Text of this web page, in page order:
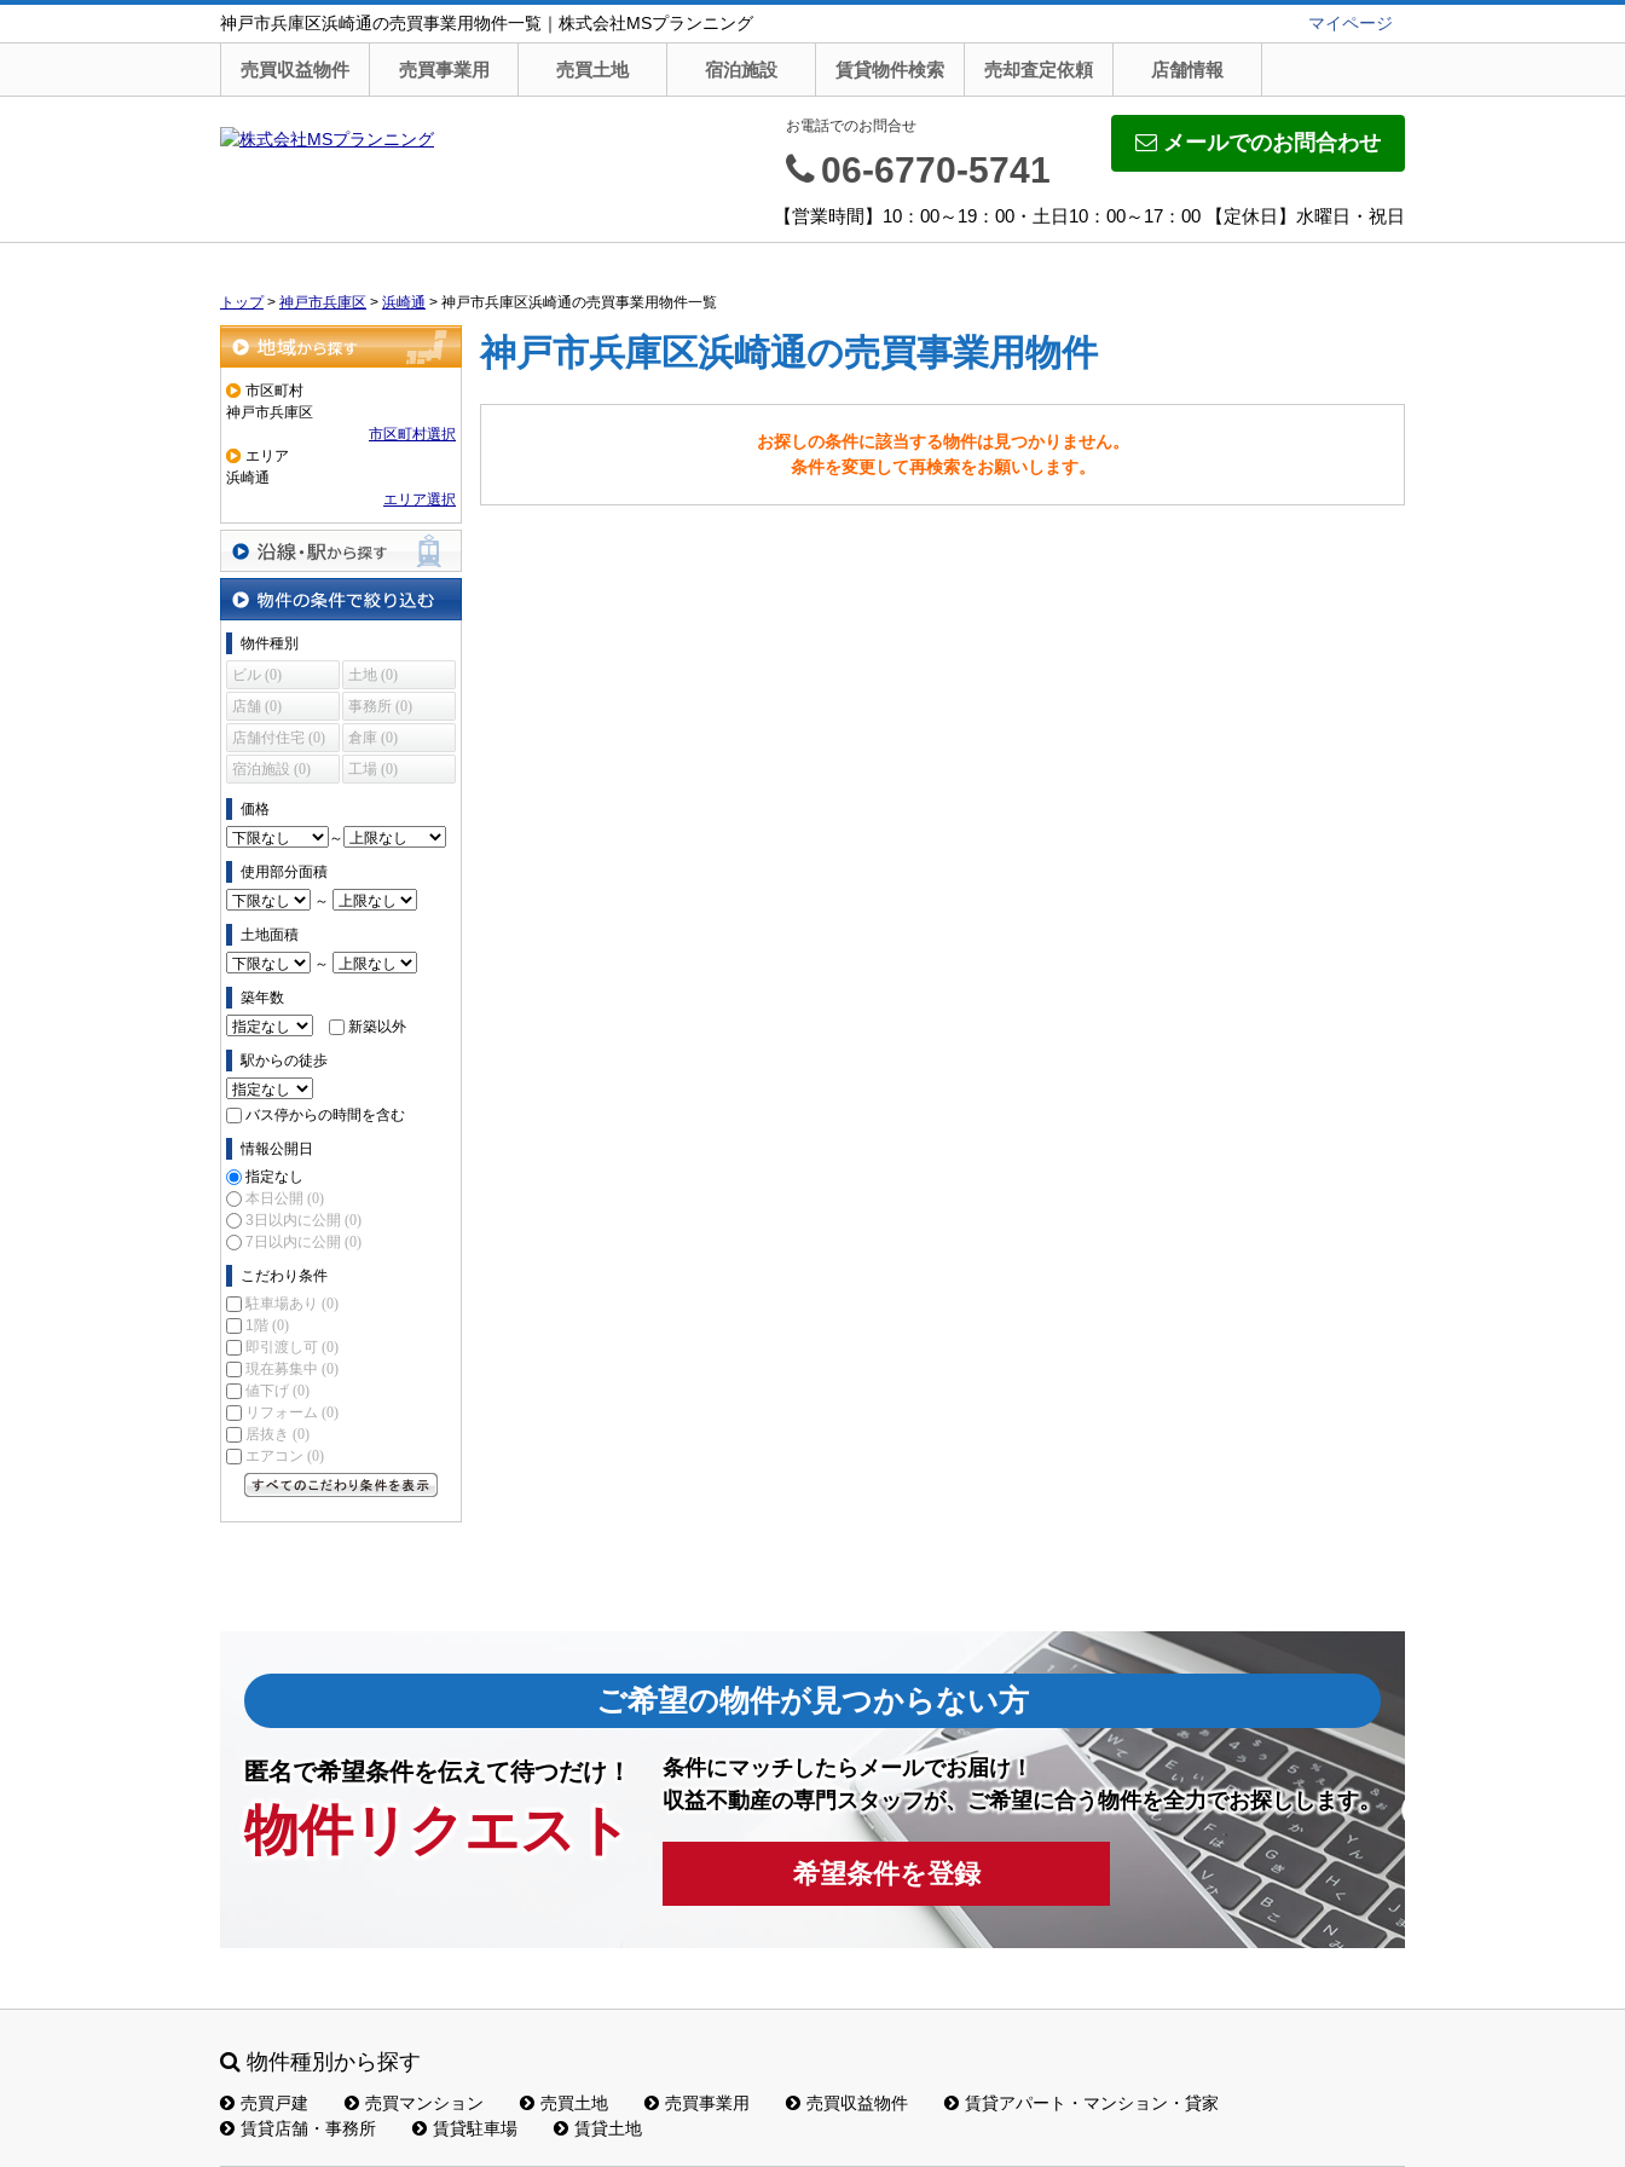
神戸市兵庫区浜崎通の売買事業用物件一覧｜株式会社MSプランニング マイページ
売買収益物件 売買事業用 売買土地 宿泊施設 賃貸物件検索 売却査定依頼 店舗情報
メールでのお問合わせ
お電話でのお問合せ
06-6770-5741
【営業時間】10：00～19：00・土日10：00～17：00 【定休日】水曜日・祝日
トップ> 神戸市兵庫区 > 浜崎通 > 神戸市兵庫区浜崎通の売買事業用物件一覧
地域から探す
市区町村
神戸市兵庫区
市区町村選択
エリア
浜崎通
エリア選択
沿線・駅から探す
物件の条件で絞り込む
物件種別
ビル (0)
土地 (0)
店舗 (0)
事務所 (0)
店舗付住宅 (0)
倉庫 (0)
宿泊施設 (0)
工場 (0)
価格
～
使用部分面積
～
土地面積
～
築年数
新築以外
駅からの徒歩
バス停からの時間を含む
情報公開日
指定なし
本日公開 (0)
3日以内に公開 (0)
7日以内に公開 (0)
こだわり条件
駐車場あり (0)
1階 (0)
即引渡し可 (0)
現在募集中 (0)
値下げ (0)
リフォーム (0)
居抜き (0)
エアコン (0)
神戸市兵庫区浜崎通の売買事業用物件
お探しの条件に該当する物件は見つかりません。
条件を変更して再検索をお願いします。
ご希望の物件が見つからない方
匿名で希望条件を伝えて待つだけ！
物件リクエスト
条件にマッチしたらメールでお届け！
収益不動産の専門スタッフが、ご希望に合う物件を全力でお探しします。
希望条件を登録
物件種別から探す
売買戸建 売買マンション 売買土地 売買事業用 売買収益物件
賃貸アパート・マンション・貸家
賃貸店舗・事務所
賃貸駐車場 賃貸土地